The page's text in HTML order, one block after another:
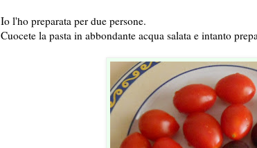
Io l'ho preparata per due persone.
Cuocete la pasta in abbondante acqua salata e intanto